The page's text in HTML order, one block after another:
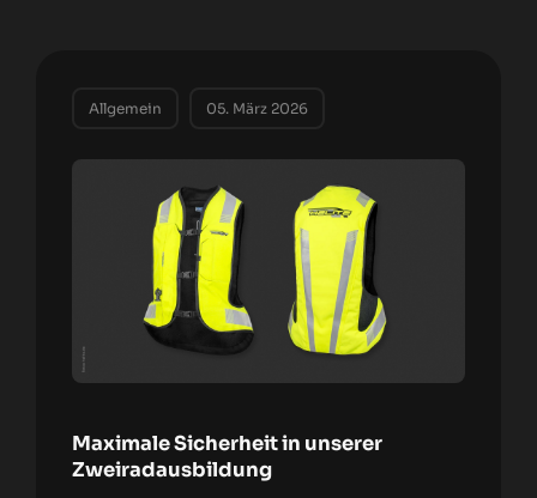
Allgemein 05. März 2026
Maximale Sicherheit in unserer
Zweiradausbildung